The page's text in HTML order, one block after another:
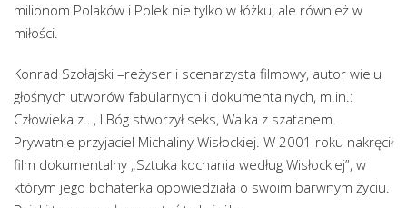
milionom Polaków i Polek nie tylko w łóżku, ale również w
miłości.
Konrad Szołajski –reżyser i scenarzysta filmowy, autor wielu
głośnych utworów fabularnych i dokumentalnych, m.in.:
Człowieka z…, I Bóg stworzył seks, Walka z szatanem.
Prywatnie przyjaciel Michaliny Wisłockiej. W 2001 roku nakręcił
film dokumentalny „Sztuka kochania według Wisłockiej”, w
którym jego bohaterka opowiedziała o swoim barwnym życiu.